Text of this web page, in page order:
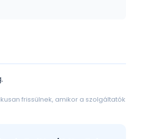
frissülnek, amikor a szolgáltatók